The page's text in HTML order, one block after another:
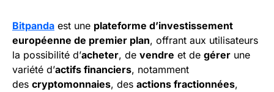
Bitpanda est une plateforme d’investissement
européenne de premier plan, offrant aux utilisateurs
la possibilité d’acheter, de vendre et de gérer une
variété d’actifs financiers, notamment
des cryptomonnaies, des actions fractionnées,